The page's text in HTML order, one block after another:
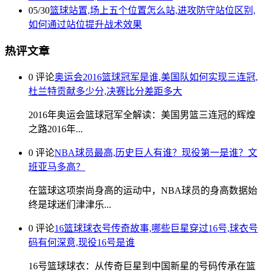
05/30篮球站置,场上五个位置怎么站,进攻防守站位区别,
如何通过站位提升战术效果
热评文章
0 评论奥运会2016篮球冠军是谁,美国队如何实现三连冠,
杜兰特贡献多少分,决赛比分差距多大
2016年奥运会篮球冠军全解读：美国男篮三连冠的辉煌
之路2016年...
0 评论NBA球员最高,历史巨人有谁？现役第一是谁？文
班亚马多高？
在篮球这项崇尚身高的运动中，NBA球员的身高数据始
终是球迷们津津乐...
0 评论16篮球球衣号传奇故事,哪些巨星穿过16号,球衣号
码有何深意,现役16号是谁
16号篮球球衣：从传奇巨星到中国新星的号码传承在篮